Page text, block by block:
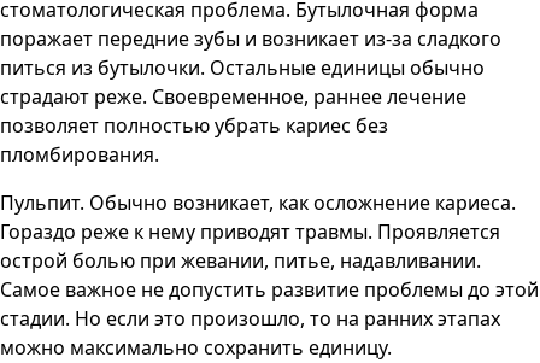
стоматологическая проблема. Бутылочная форма
поражает передние зубы и возникает из-за сладкого
питься из бутылочки. Остальные единицы обычно
страдают реже. Своевременное, раннее лечение
позволяет полностью убрать кариес без
пломбирования.
Пульпит. Обычно возникает, как осложнение кариеса.
Гораздо реже к нему приводят травмы. Проявляется
острой болью при жевании, питье, надавливании.
Самое важное не допустить развитие проблемы до этой
стадии. Но если это произошло, то на ранних этапах
можно максимально сохранить единицу.